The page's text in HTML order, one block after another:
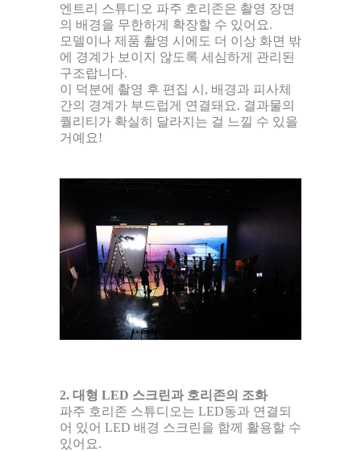
엔트리 스튜디오 파주 호리존은 촬영 장면
의 배경을 무한하게 확장할 수 있어요.
모델이나 제품 촬영 시에도 더 이상 화면 밖
에 경계가 보이지 않도록 세심하게 관리된
구조랍니다.
이 덕분에 촬영 후 편집 시, 배경과 피사체
간의 경계가 부드럽게 연결돼요. 결과물의
퀄리티가 확실히 달라지는 걸 느낄 수 있을
거예요!
2. 대형 LED 스크린과 호리존의 조화
파주 호리존 스튜디오는 LED동과 연결되
어 있어 LED 배경 스크린을 함께 활용할 수
있어요.